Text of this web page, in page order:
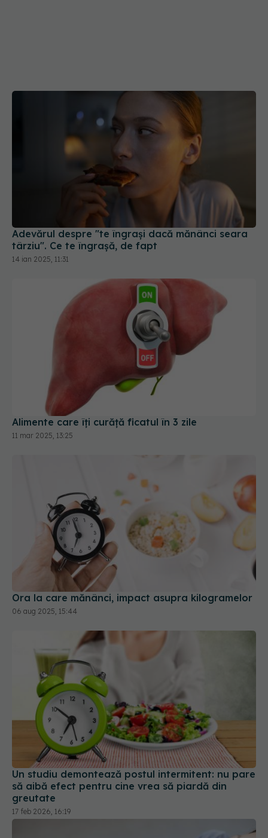
Adevărul despre "te îngrași dacă mănânci seara
târziu". Ce te îngrașă, de fapt
Alimente care îți curăță ficatul în 3 zile
11 mar 2025, 13:25
Ora la care mănânci, impact asupra kilogramelor
06 aug 2025, 15:44
Un studiu demontează postul intermitent: nu pare
să aibă efect pentru cine vrea să piardă din
greutate
17 feb 2026, 16:19